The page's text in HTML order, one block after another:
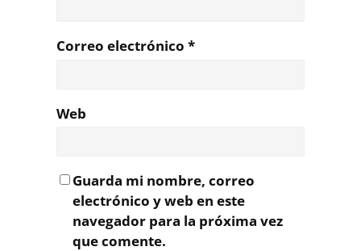
Correo electrónico *
Web
Guarda mi nombre, correo
electrónico y web en este
navegador para la próxima vez
que comente.